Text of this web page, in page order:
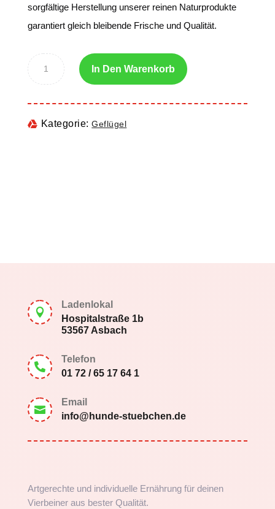
sorgfältige Herstellung unserer reinen Naturprodukte
garantiert gleich bleibende Frische und Qualität.
In Den Warenkorb
Kategorie:Geflügel

Ladenlokal
Hospitalstraße 1b
53567 Asbach

Telefon
01 72 / 65 17 64 1

Email
info@hunde-stuebchen.de
Artgerechte und individuelle Ernährung für deinen
Vierbeiner aus bester Qualität.